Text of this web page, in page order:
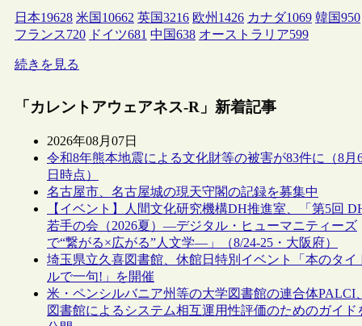
日本19628 米国 10662 英国3216 欧州 1426 カナダ1069 韓国950
フランス720 ドイツ681 中国638 オーストラリア599
続きを見る
「カレントアウェアネス-R」新着記事
2026年08月07日
令和8年熊本地震による文化財等の被害が83件に（8月
日時点）
名古屋市、名古屋城の現天守閣の記録を募集中
【イベント】人間文化研究機構DH推進室、「第5回
若手の会（2026夏）―デジタル・ヒューマニティーズ
で“繋がる×広がる”人文学―」（8/24-25・大阪府）
埼玉県立久喜図書館、休館日特別イベント「本のタイ
ルで一句!」を開催
米・ペンシルバニア州等の大学図書館の連合体PALCI、
図書館によるシステム相互運用性評価のためのガイド